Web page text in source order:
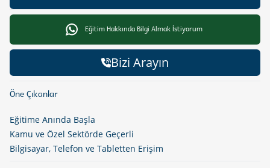
Eğitim Hakkında Bilgi Almak İstiyorum
Bizi Arayın
Öne Çıkanlar
Eğitime Anında Başla
Kamu ve Özel Sektörde Geçerli
Bilgisayar, Telefon ve Tabletten Erişim